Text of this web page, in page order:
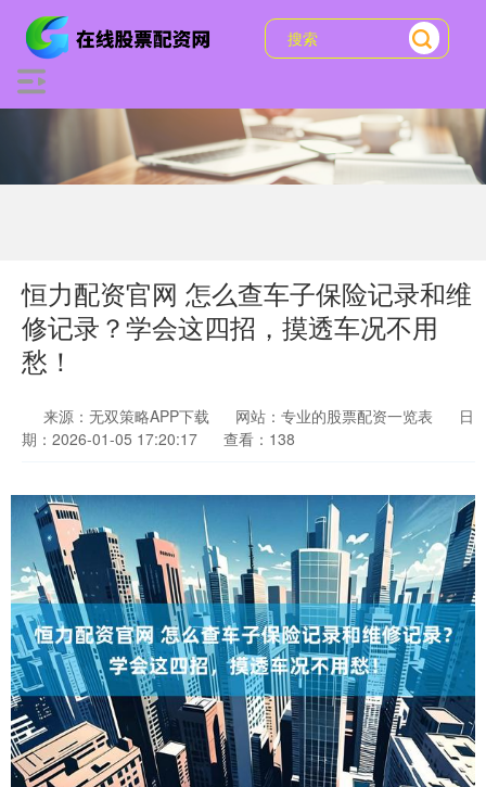
恒力配资官网 怎么查车子保险记录和维
修记录？学会这四招，摸透车况不用
愁！
来源：无双策略APP下载 网站：专业的股票配资一览表
日
期：2026-01-05 17:20:17
查看：138